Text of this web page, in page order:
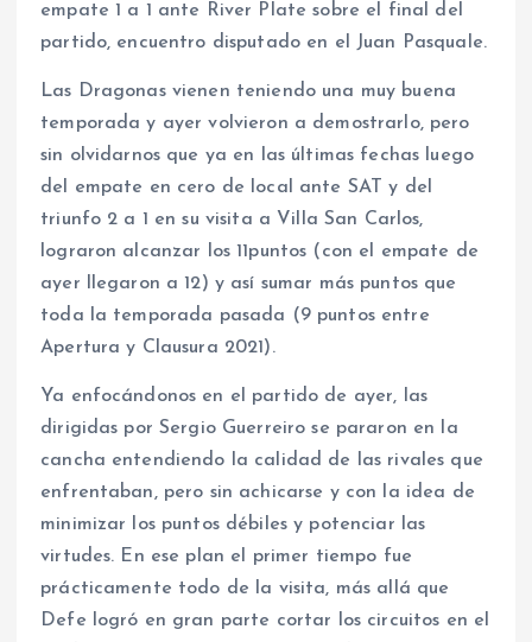
empate 1 a 1 ante River Plate sobre el final del
partido, encuentro disputado en el Juan Pasquale.
Las Dragonas vienen teniendo una muy buena
temporada y ayer volvieron a demostrarlo, pero
sin olvidarnos que ya en las últimas fechas luego
del empate en cero de local ante SAT y del
triunfo 2 a 1 en su visita a Villa San Carlos,
lograron alcanzar los 11puntos (con el empate de
ayer llegaron a 12) y así sumar más puntos que
toda la temporada pasada (9 puntos entre
Apertura y Clausura 2021).
Ya enfocándonos en el partido de ayer, las
dirigidas por Sergio Guerreiro se pararon en la
cancha entendiendo la calidad de las rivales que
enfrentaban, pero sin achicarse y con la idea de
minimizar los puntos débiles y potenciar las
virtudes. En ese plan el primer tiempo fue
prácticamente todo de la visita, más allá que
Defe logró en gran parte cortar los circuitos en el